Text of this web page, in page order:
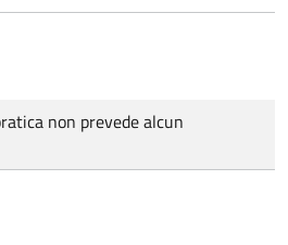
non prevede alcun